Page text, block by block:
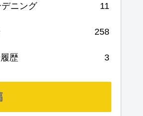
デニング 11
258
歴 3